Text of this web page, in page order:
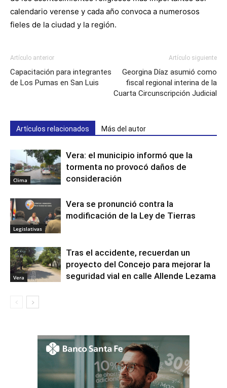
calendario verense y cada año convoca a numerosos
fieles de la ciudad y la región.
Artículo anterior
Capacitación para integrantes
de Los Pumas en San Luis
Artículo siguiente
Georgina Díaz asumió como
fiscal regional interina de la
Cuarta Circunscripción Judicial
Artículos relacionados Más del autor
Clima
Vera: el municipio informó que la
tormenta no provocó daños de
consideración
Legislativas
Vera se pronunció contra la
modificación de la Ley de Tierras
Vera
Tras el accidente, recuerdan un
proyecto del Concejo para mejorar la
seguridad vial en calle Allende Lezama